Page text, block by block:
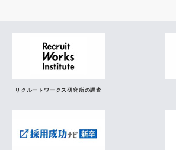
リクルートワークス研究所の調査